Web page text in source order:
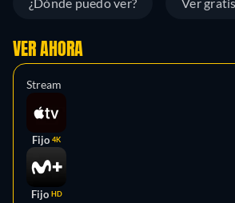
VER AHORA
Stream
Fijo 4K
Fijo HD